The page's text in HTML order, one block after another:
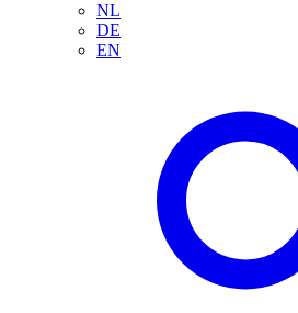
NL
DE
EN